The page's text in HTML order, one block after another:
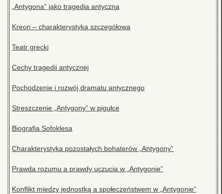
„Antygona” jako tragedia antyczna
Kreon – charakterystyka szczegółowa
Teatr grecki
Cechy tragedii antycznej
Pochodzenie i rozwój dramatu antycznego
Streszczenie „Antygony” w pigułce
Biografia Sofoklesa
Charakterystyka pozostałych bohaterów „Antygony”
Prawda rozumu a prawdy uczucia w „Antygonie”
Konflikt miedzy jednostką a społeczeństwem w „Antygonie”